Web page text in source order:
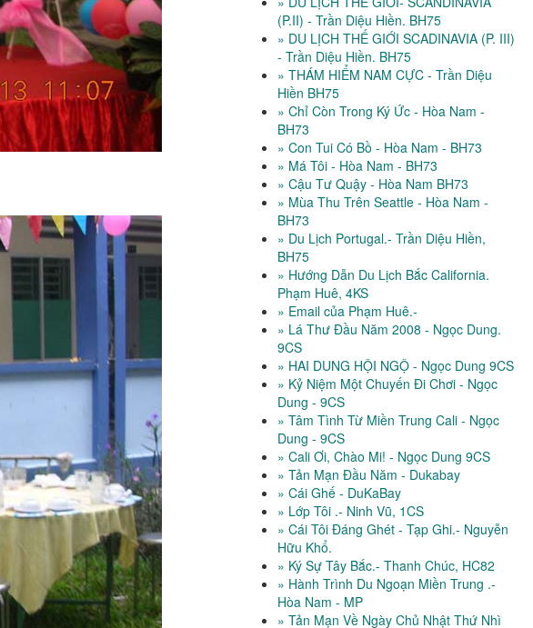
(P.II) - Trần Diệu Hiền. BH75
» DU LỊCH THẾ GIỚI SCADINAVIA (P. III)
- Trần Diệu Hiền. BH75
» THÁM HIỂM NAM CỰC - Trần Diệu
Hiền BH75
» Chỉ Còn Trong Ký Ức - Hòa Nam -
BH73
» Con Tui Có Bồ - Hòa Nam - BH73
» Má Tôi - Hòa Nam - BH73
» Cậu Tư Quậy - Hòa Nam BH73
» Mùa Thu Trên Seattle - Hòa Nam -
BH73
» Du Lịch Portugal.- Trần Diệu Hiền,
BH75
» Hướng Dẫn Du Lịch Bắc California.
Phạm Huê, 4KS
» Email của Phạm Huê.-
» Lá Thư Đầu Năm 2008 - Ngọc Dung.
9CS
» HAI DUNG HỘI NGỘ - Ngọc Dung 9CS
» Kỷ Niệm Một Chuyến Đi Chơi - Ngọc
Dung - 9CS
» Tâm Tình Từ Miền Trung Cali - Ngọc
Dung - 9CS
» Cali Ơi, Chào Mi! - Ngọc Dung 9CS
» Tản Mạn Đầu Năm - Dukabay
» Cái Ghế - DuKaBay
» Lớp Tôi .- Ninh Vũ, 1CS
» Cái Tôi Đáng Ghét - Tạp Ghi.- Nguyễn
Hữu Khổ.
» Ký Sự Tây Bắc.- Thanh Chúc, HC82
» Hành Trình Du Ngoạn Miền Trung .-
Hòa Nam - MP
» Tản Mạn Về Ngày Chủ Nhật Thứ Nhì